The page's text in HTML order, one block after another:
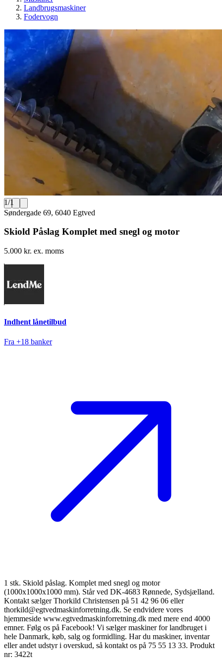
Landbrugsmaskiner
Fodervogn
1/1
Søndergade 69, 6040 Egtved
Skiold Påslag Komplet med snegl og motor
5.000 kr. ex. moms
Indhent lånetilbud
Fra +18 banker
1 stk. Skiold påslag. Komplet med snegl og motor
(1000x1000x1000 mm). Står ved DK-4683 Rønnede, Sydsjælland.
Kontakt sælger Thorkild Christensen på 51 42 96 06 eller
thorkild@egtvedmaskinforretning.dk. Se endvidere vores
hjemmeside www.egtvedmaskinforretning.dk med mere end 4000
emner. Følg os på Facebook! Vi sælger maskiner for landbruget i
hele Danmark, køb, salg og formidling. Har du maskiner, inventar
eller andet udstyr i overskud, så kontakt os på 75 55 13 33. Produkt
nr: 3422t